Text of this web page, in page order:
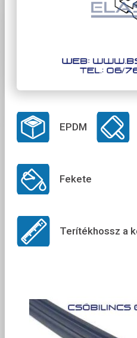
EPDM
Fekete
Terítékhossz a